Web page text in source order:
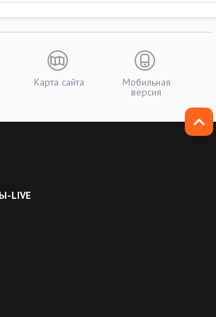
Карта сайта Мобильная
версия
LIVE